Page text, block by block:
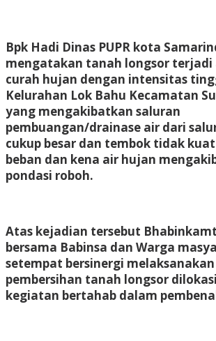
Bpk Hadi Dinas PUPR kota
mengatakan tanah longsor terjadi
curah hujan dengan intensitas
Kelurahan Lok Bahu Kecamatan
yang mengakibatkan saluran
pembuangan/drainase air dari
cukup besar dan tembok tidak
beban dan kena air hujan
pondasi roboh.
Atas kejadian tersebut
bersama Babinsa dan Warga
setempat bersinergi
pembersihan tanah longsor
kegiatan bertahab dalam